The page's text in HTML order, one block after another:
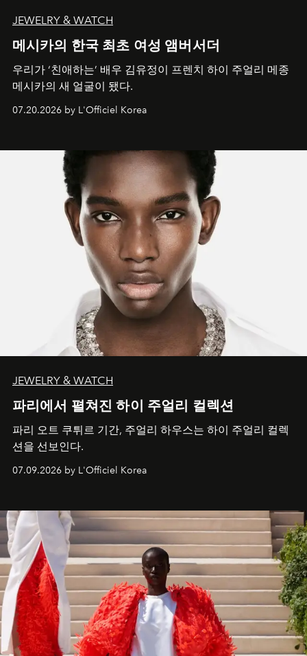
JEWELRY & WATCH
메시카의 한국 최초 여성 앰버서더
우리가 ‘친애하는’ 배우 김유정이 프렌치 하이 주얼리 메종
메시카의 새 얼굴이 됐다.
07.20.2026 by L'Officiel Korea
JEWELRY & WATCH
파리에서 펼쳐진 하이 주얼리 컬렉션
파리 오트 쿠튀르 기간, 주얼리 하우스는 하이 주얼리 컬렉
션을 선보인다.
07.09.2026 by L'Officiel Korea